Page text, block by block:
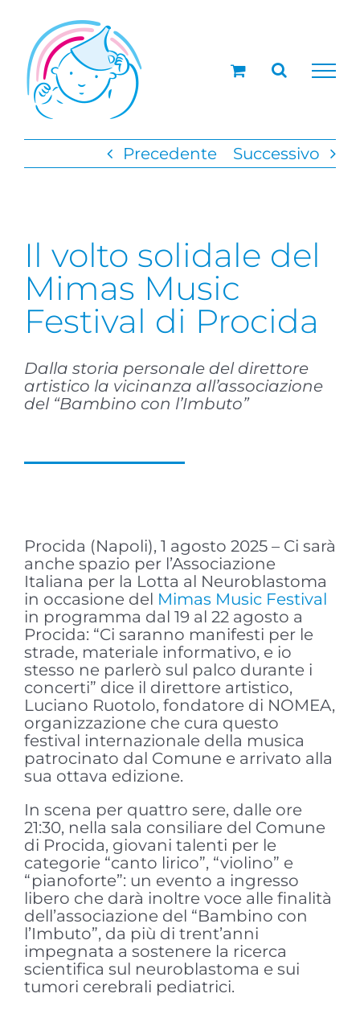
contenuto
Precedente Successivo
Il volto solidale del
Mimas Music
Festival di Procida
Dalla storia personale del direttore
artistico la vicinanza all’associazione
del “Bambino con l’Imbuto”
Procida (Napoli), 1 agosto 2025 – Ci sarà
anche spazio per l’Associazione
Italiana per la Lotta al Neuroblastoma
in occasione del Mimas Music Festival
in programma dal 19 al 22 agosto a
Procida: “Ci saranno manifesti per le
strade, materiale informativo, e io
stesso ne parlerò sul palco durante i
concerti” dice il direttore artistico,
Luciano Ruotolo, fondatore di NOMEA,
organizzazione che cura questo
festival internazionale della musica
patrocinato dal Comune e arrivato alla
sua ottava edizione.
In scena per quattro sere, dalle ore
21:30, nella sala consiliare del Comune
di Procida, giovani talenti per le
categorie “canto lirico”, “violino” e
“pianoforte”: un evento a ingresso
libero che darà inoltre voce alle finalità
dell’associazione del “Bambino con
l’Imbuto”, da più di trent’anni
impegnata a sostenere la ricerca
scientifica sul neuroblastoma e sui
tumori cerebrali pediatrici.